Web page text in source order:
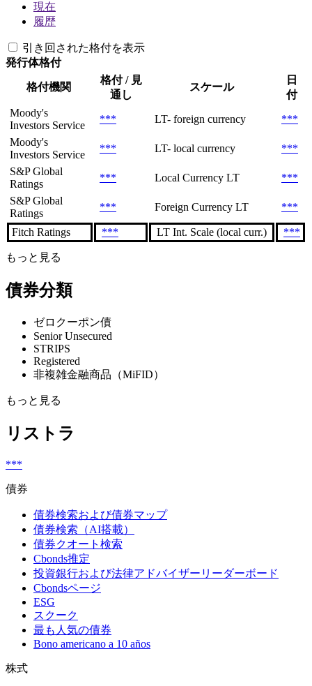
現在
履歴
引き回された格付を表示
発行体格付
格付機関
格付 / 見
通し
スケール
日
付
Moody's
Investors Service
*** LT- foreign currency
***
Moody's
Investors Service
*** LT- local currency
***
S&P Global
Ratings
*** Local Currency LT
***
S&P Global
Ratings
*** Foreign Currency LT ***
Fitch Ratings *** LT Int. Scale (local curr.) ***
もっと見る
債券分類
ゼロクーポン債
Senior Unsecured
STRIPS
Registered
非複雑金融商品（MiFID）
もっと見る
リストラ
***
債券
債券検索および債券マップ
債券検索（AI搭載）
債券クオート検索
Cbonds推定
投資銀行および法律アドバイザーリーダーボード
Cbondsページ
ESG
スクーク
最も人気の債券
Bono americano a 10 años
株式